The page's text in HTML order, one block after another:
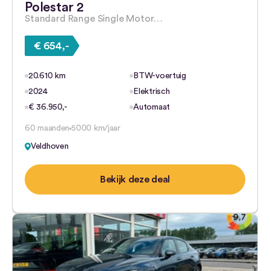
Polestar 2
Standard Range Single Motor…
€ 654,-
20.610 km
BTW-voertuig
2024
Elektrisch
€ 36.950,-
Automaat
60 maanden 5000 km/jaar
Veldhoven
Bekijk deze deal